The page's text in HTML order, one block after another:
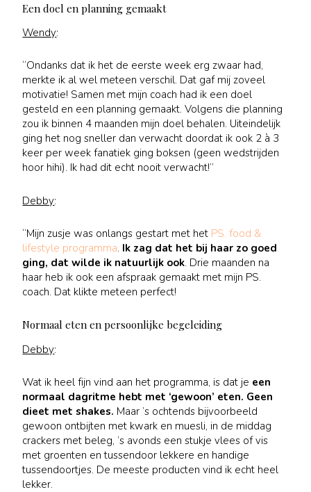
Een doel en planning gemaakt
Wendy:
“Ondanks dat ik het de eerste week erg zwaar had,
merkte ik al wel meteen verschil. Dat gaf mij zoveel
motivatie! Samen met mijn coach had ik een doel
gesteld en een planning gemaakt. Volgens die planning
zou ik binnen 4 maanden mijn doel behalen. Uiteindelijk
ging het nog sneller dan verwacht doordat ik ook 2 à 3
keer per week fanatiek ging boksen (geen wedstrijden
hoor hihi). Ik had dit echt nooit verwacht!”
Debby:
“Mijn zusje was onlangs gestart met het PS. food &
lifestyle programma. Ik zag dat het bij haar zo goed
ging, dat wilde ik natuurlijk ook. Drie maanden na
haar heb ik ook een afspraak gemaakt met mijn PS.
coach. Dat klikte meteen perfect!
Normaal eten en persoonlijke begeleiding
Debby:
Wat ik heel fijn vind aan het programma, is dat je een
normaal dagritme hebt met ‘gewoon’ eten. Geen
dieet met shakes. Maar ’s ochtends bijvoorbeeld
gewoon ontbijten met kwark en muesli, in de middag
crackers met beleg, ’s avonds een stukje vlees of vis
met groenten en tussendoor lekkere en handige
tussendoortjes. De meeste producten vind ik echt heel
lekker.